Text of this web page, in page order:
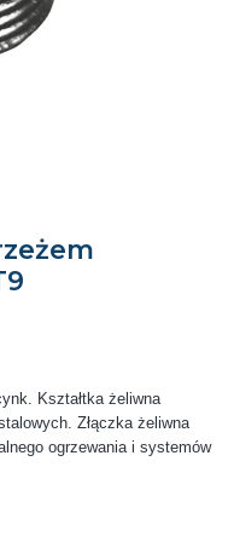
Kształtka żeliwna
Złączka żeliwna
ogrzewania i systemów